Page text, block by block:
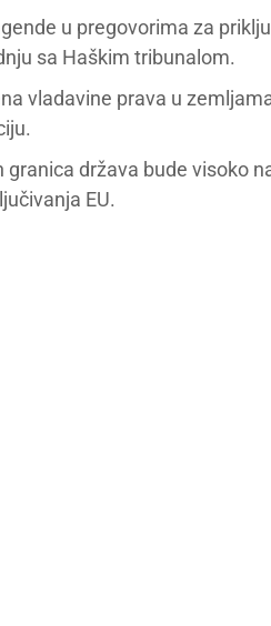
u pregovorima za
sa Haškim tribunalom.
vladavine prava u
granica država bude visoko
EU.